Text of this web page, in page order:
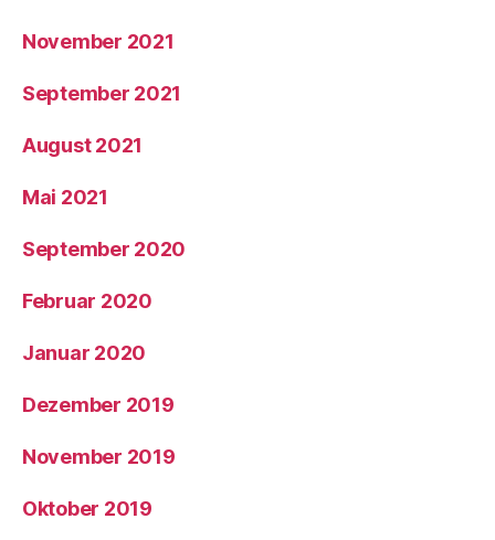
November 2021
September 2021
August 2021
Mai 2021
September 2020
Februar 2020
Januar 2020
Dezember 2019
November 2019
Oktober 2019